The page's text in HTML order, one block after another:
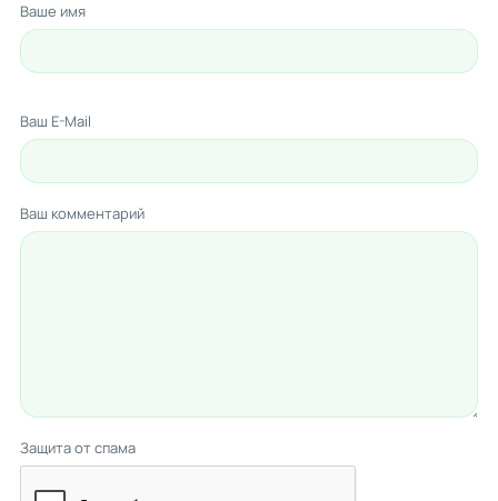
Ваше имя
Ваш E-Mail
Ваш комментарий
Защита от спама